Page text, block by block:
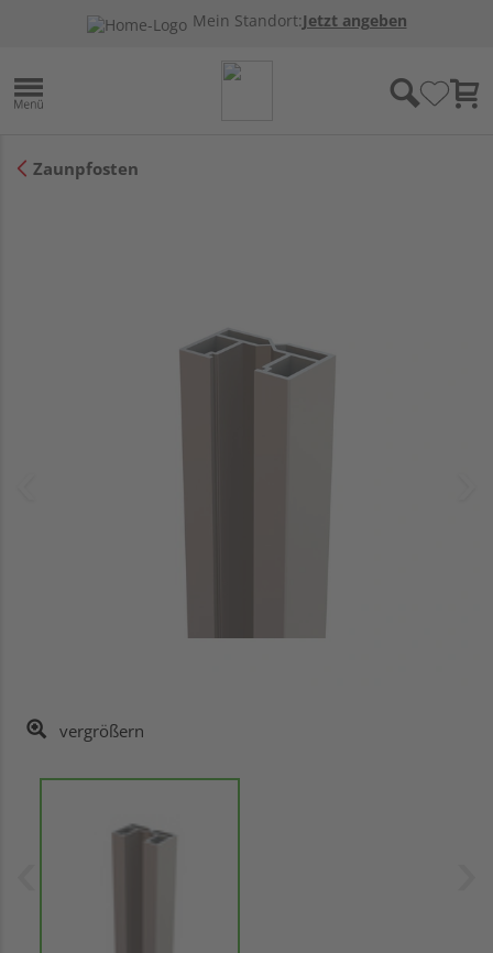
Mein Standort:Jetzt angeben
Zaunpfosten
vergrößern